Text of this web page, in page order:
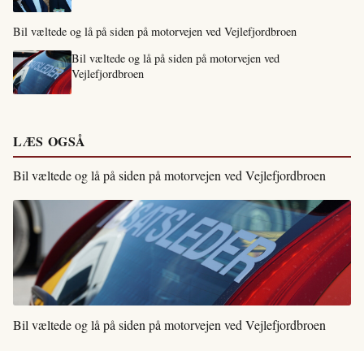
Bil væltede og lå på siden på motorvejen ved Vejlefjordbroen
Bil væltede og lå på siden på motorvejen ved
Vejlefjordbroen
LÆS OGSÅ
Bil væltede og lå på siden på motorvejen ved Vejlefjordbroen
Bil væltede og lå på siden på motorvejen ved Vejlefjordbroen